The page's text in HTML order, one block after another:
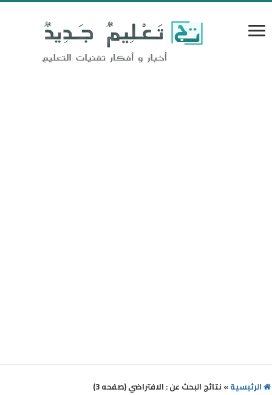
الرئيسية» نتائج البحث عن : الافتراضي (صفحه 3)